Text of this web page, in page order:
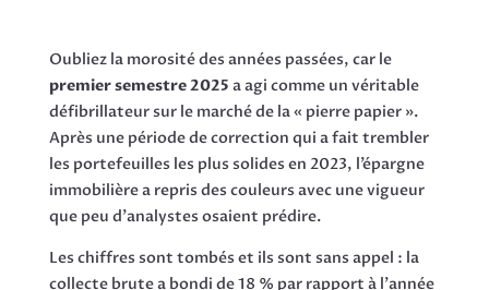
Oubliez la morosité des années passées, car le
premier semestre 2025 a agi comme un véritable
défibrillateur sur le marché de la « pierre papier ».
Après une période de correction qui a fait trembler
les portefeuilles les plus solides en 2023, l’épargne
immobilière a repris des couleurs avec une vigueur
que peu d’analystes osaient prédire.
Les chiffres sont tombés et ils sont sans appel : la
collecte brute a bondi de 18 % par rapport à l’année